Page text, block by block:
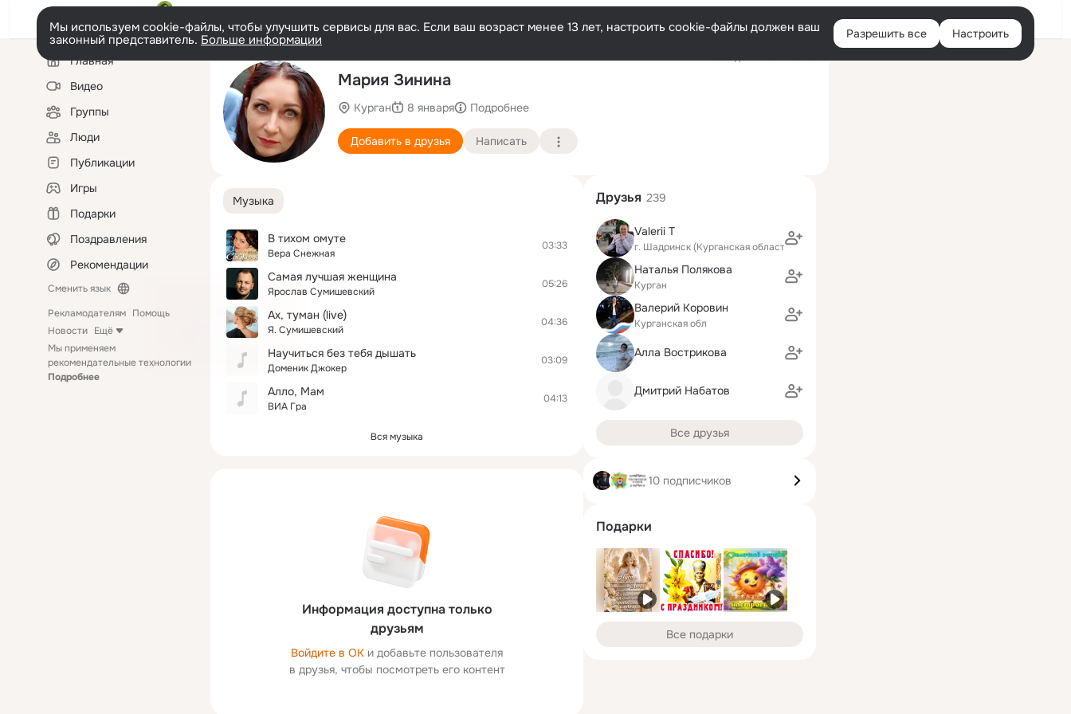
Войти
Мы используем cookie-файлы, чтобы улучшить сервисы для вас. Если ваш возраст менее 13 лет, настроить cookie-файлы должен ваш
законный представитель. Больше информации Разрешить все Настроить
Левая
колонкаГлавная
Видео
Группы
Люди
Публикации
Игры
Подарки
Поздравления
Рекомендации
Сменить язык
Рекламодателям Помощь
Новости Ещё
Мы применяем
рекомендательные технологии
Подробнее
Мария Зинина
Курган 8 января Подробнее
Добавить в друзья Написать
Музыка
В тихом омуте
Вера Снежная
03:33
Самая лучшая женщина
Ярослав Сумишевский
05:26
Ах, туман (live)
Я. Сумишевский
04:36
Научиться без тебя дышать
Доменик Джокер
03:09
Алло, Мам
ВИА Гра
04:13
Вся музыка
Информация доступна только
друзьям
Войдите в ОК и добавьте пользователя
в друзья, чтобы посмотреть его контент
Друзья 239
Valerii T
г. Шадринск (Курганская область)
Наталья Полякова
Курган
Валерий Коровин
Курганская обл
Алла Вострикова
Дмитрий Набатов
Все друзья
10 подписчиков
Подарки
Все подарки